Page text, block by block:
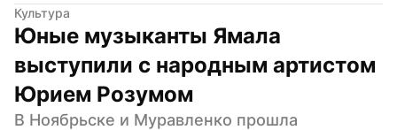
Культура
Юные музыканты Ямала
выступили с народным артистом
Юрием Розумом
В Ноябрьске и Муравленко прошла